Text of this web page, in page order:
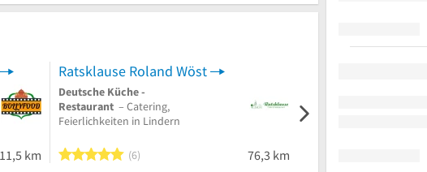
11,5 km
Ratsklause Roland Wöst
Deutsche Küche -
Restaurant – Catering,
Feierlichkeiten in Lindern
5 von 5 Sternen
6 76,3 km
Hochzeitscatering, Location-
Vermietung in Hamburg